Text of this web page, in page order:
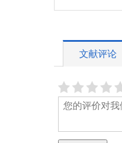
文献评论